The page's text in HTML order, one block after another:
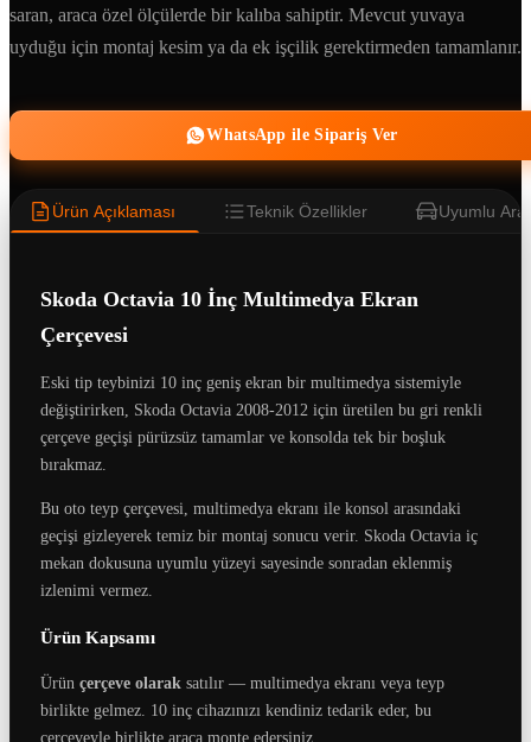
saran, araca özel ölçülerde bir kalıba sahiptir. Mevcut yuvaya
uyduğu için montaj kesim ya da ek işçilik gerektirmeden tamamlanır.
WhatsApp ile Sipariş Ver
Ürün Açıklaması Teknik Özellikler Uyumlu
Skoda Octavia 10 İnç Multimedya Ekran
Çerçevesi
Eski tip teybinizi 10 inç geniş ekran bir multimedya sistemiyle
değiştirirken, Skoda Octavia 2008-2012 için üretilen bu gri renkli
çerçeve geçişi pürüzsüz tamamlar ve konsolda tek bir boşluk
bırakmaz.
Bu oto teyp çerçevesi, multimedya ekranı ile konsol arasındaki
geçişi gizleyerek temiz bir montaj sonucu verir. Skoda Octavia iç
mekan dokusuna uyumlu yüzeyi sayesinde sonradan eklenmiş
izlenimi vermez.
Ürün Kapsamı
Ürün çerçeve olarak satılır — multimedya ekranı veya teyp
birlikte gelmez. 10 inç cihazınızı kendiniz tedarik eder, bu
çerçeveyle birlikte araca monte edersiniz.